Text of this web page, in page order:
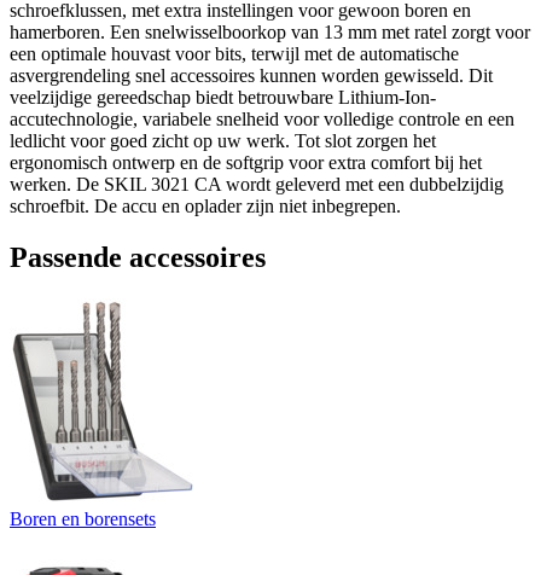
schroefklussen, met extra instellingen voor gewoon boren en
hamerboren. Een snelwisselboorkop van 13 mm met ratel zorgt voor
een optimale houvast voor bits, terwijl met de automatische
asvergrendeling snel accessoires kunnen worden gewisseld. Dit
veelzijdige gereedschap biedt betrouwbare Lithium-Ion-
accutechnologie, variabele snelheid voor volledige controle en een
ledlicht voor goed zicht op uw werk. Tot slot zorgen het
ergonomisch ontwerp en de softgrip voor extra comfort bij het
werken. De SKIL 3021 CA wordt geleverd met een dubbelzijdig
schroefbit. De accu en oplader zijn niet inbegrepen.
Passende accessoires
Boren en borensets